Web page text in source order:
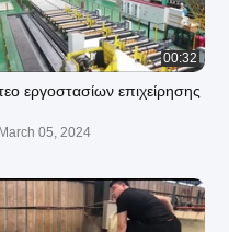
00:32
εργοστασίων επιχείρησης
March 05, 2024